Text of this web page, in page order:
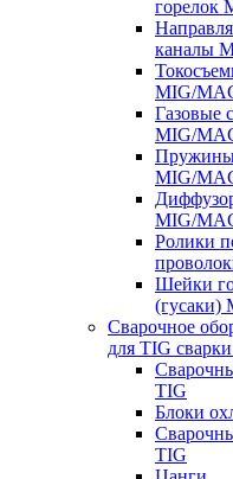
горелок
каналы
MIG/
Газовые
MIG/
Пружины
MIG/
MIG/
Ролики
Шейки
(гусаки)
Сварочное
для TIG сварки
TIG
Блоки
TIG